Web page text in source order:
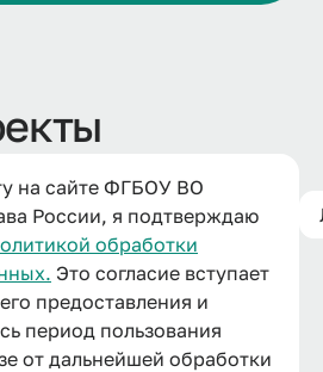
на сайте ФГБОУ ВО
России, я подтверждаю
обработки
Это согласие вступает
предоставления и
период пользования
от дальнейшей обработки
и ноотропных
кандидаты-